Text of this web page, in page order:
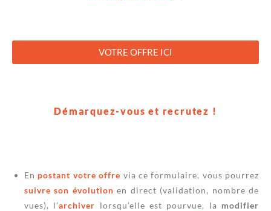
VOTRE OFFRE ICI
Démarquez-vous et recrutez !
En postant votre offre via ce formulaire, vous pourrez
suivre son évolution en direct (validation, nombre de
vues), l’archiver lorsqu’elle est pourvue, la modifier